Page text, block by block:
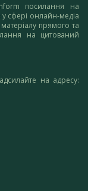
посилання на
у сфері онлайн-медіа
прямого та
на цитований
на адресу: